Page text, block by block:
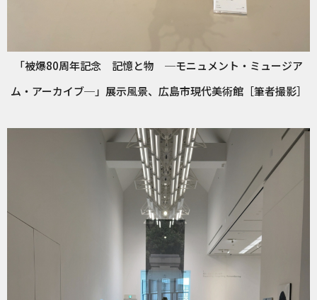
「被爆80周年記念 記憶と物 ─モニュメント・ミュージア
ム・アーカイブ─」展示風景、広島市現代美術館［筆者撮影］